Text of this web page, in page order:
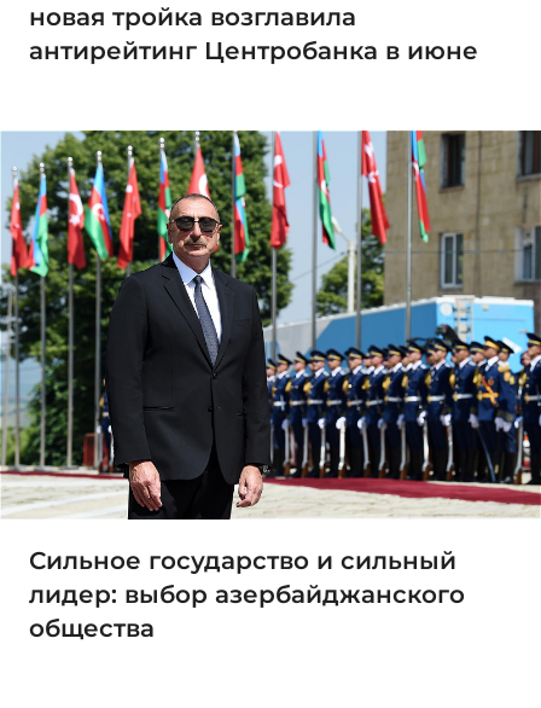
новая тройка возглавила
антирейтинг Центробанка в июне
Сильное государство и сильный
лидер: выбор азербайджанского
общества